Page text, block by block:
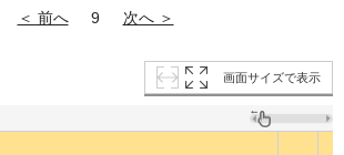
＜ 前へ 9 次へ ＞
画面サイズで表示